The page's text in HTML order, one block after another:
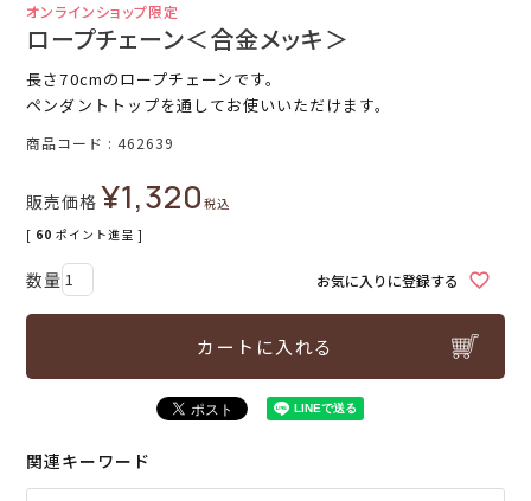
オンラインショップ限定
ロープチェーン＜合金メッキ＞
長さ70cmのロープチェーンです。
ペンダントトップを通してお使いいただけます。
商品コード 462639
販売価格 ¥1,320税込
[ 60 ポイント進呈 ]
お気に入りに登録する
カートに入れる
関連キーワード